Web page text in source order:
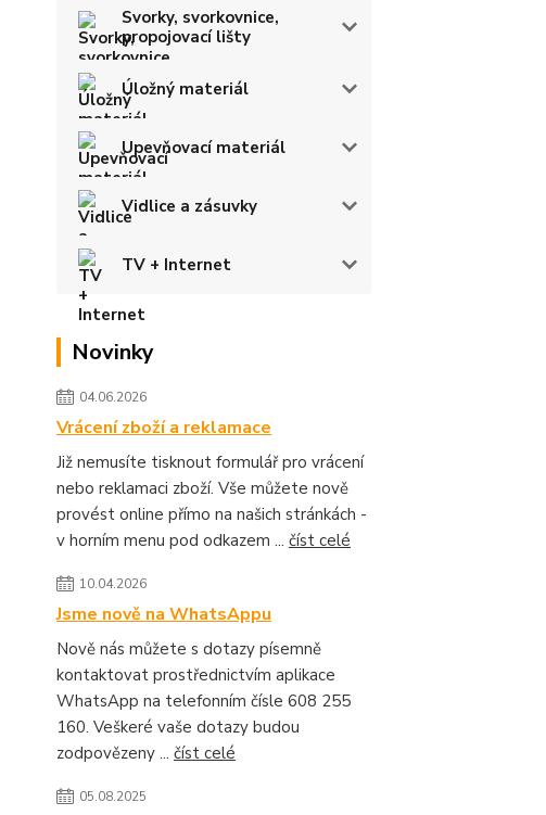
Svorky, svorkovnice,
propojovací lišty
Úložný materiál
Upevňovací materiál
Vidlice a zásuvky
TV + Internet
Novinky
04.06.2026
Vrácení zboží a reklamace
Již nemusíte tisknout formulář pro vrácení
nebo reklamaci zboží. Vše můžete nově
provést online přímo na našich stránkách -
v horním menu pod odkazem ... číst celé
10.04.2026
Jsme nově na WhatsAppu
Nově nás můžete s dotazy písemně
kontaktovat prostřednictvím aplikace
WhatsApp na telefonním čísle 608 255
160. Veškeré vaše dotazy budou
zodpovězeny ... číst celé
05.08.2025